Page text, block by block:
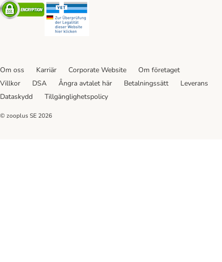
Security
Om oss Karriär Corporate Website
Om företaget
Villkor
DSA Ångra avtalet här Betalningssätt
Leverans
Dataskydd
Tillgänglighetspolicy
© zooplus SE 2026